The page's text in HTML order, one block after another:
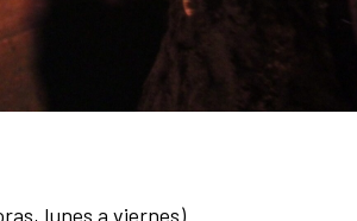
lunes a viernes)